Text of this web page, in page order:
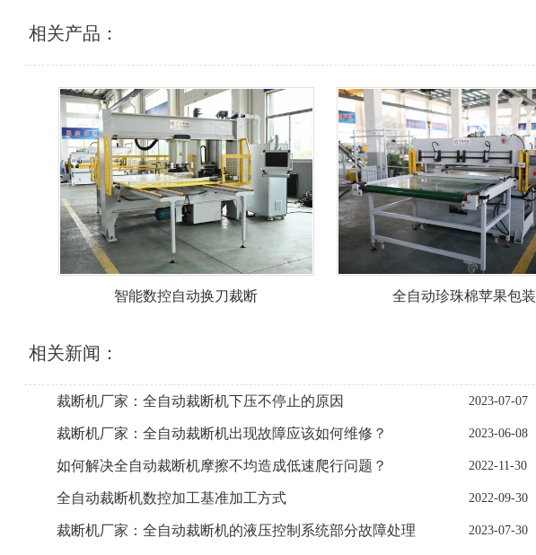
相关产品：
智能数控自动换刀裁断 全自动珍珠棉苹果包装
相关新闻：
裁断机厂家：全自动裁断机下压不停止的原因 2023-07-07
裁断机厂家：全自动裁断机出现故障应该如何维修？ 2023-06-08
如何解决全自动裁断机摩擦不均造成低速爬行问题？ 2022-11-30
全自动裁断机数控加工基准加工方式 2022-09-30
裁断机厂家：全自动裁断机的液压控制系统部分故障处理 2023-07-30